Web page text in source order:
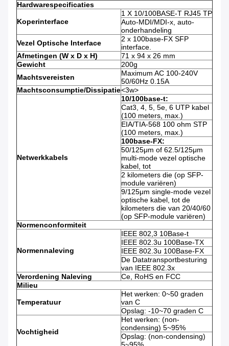
Hardwarespecificaties
Koperinterface
1 X 10/100BASE-T RJ45 TP
Auto-MDI/MDI-x, auto-
onderhandeling
Vezel Optische Interface
2 x 100base-FX SFP
interface.
Afmetingen (W x D x H)
71 x 94 x 26 mm
Gewicht
200g
Machtsvereisten
Maximum AC 100-240V
50/60Hz 0.15A
Machtsconsumptie/Dissipatie<3w>
Netwerkkabels
10/100base-t:
Cat3, 4, 5, 5e, 6 UTP kabel
(100 meters, max.)
EIA/TIA-568 100 ohm STP
(100 meters, max.)
100base-FX:
50/125μm of 62.5/125μm
multi-mode vezel optische
kabel, tot
2 kilometers die (op SFP-
module variëren)
9/125μm single-mode vezel
optische kabel, tot de
kilometers die van 20/40/60
(op SFP-module variëren)
Normenconformiteit
Normennaleving
IEEE 802,3 10Base-t
IEEE 802.3u 100Base-TX
IEEE 802.3u 100Base-FX
De Datatransportbesturing
van IEEE 802.3x
Verordening Naleving
Ce, RoHS en FCC
Milieu
Temperatuur
Het werken: 0~50 graden
van C
Opslag: -10~70 graden C
Vochtigheid
Het werken: (non-
condensing) 5~95%
Opslag: (non-condensing)